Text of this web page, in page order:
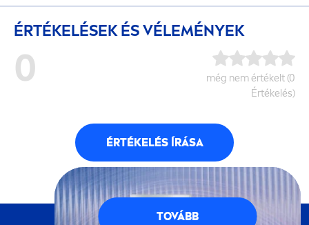
ÉRTÉKELÉSEK ÉS VÉLEMÉNYEK
0
még nem értékelt (0
Értékelés)
ÉRTÉKELÉS ÍRÁSA
TOVÁBB